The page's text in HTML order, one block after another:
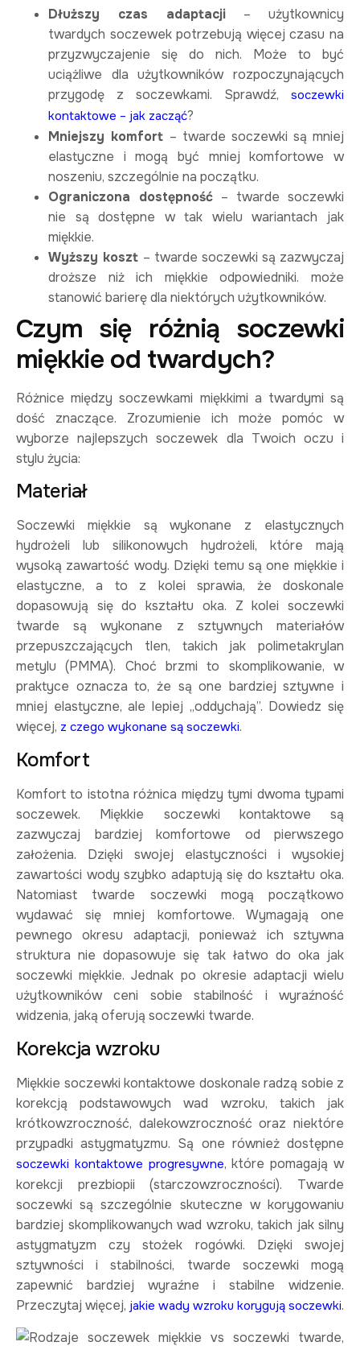
Dłuższy czas adaptacji – użytkownicy
twardych soczewek potrzebują więcej czasu na
przyzwyczajenie się do nich. Może to być
uciążliwe dla użytkowników rozpoczynających
przygodę z soczewkami. Sprawdź, soczewki
kontaktowe – jak zacząć?
Mniejszy komfort – twarde soczewki są mniej
elastyczne i mogą być mniej komfortowe w
noszeniu, szczególnie na początku.
Ograniczona dostępność – twarde soczewki
nie są dostępne w tak wielu wariantach jak
miękkie.
Wyższy koszt – twarde soczewki są zazwyczaj
droższe niż ich miękkie odpowiedniki. może
stanowić barierę dla niektórych użytkowników.
Czym się różnią soczewki
miękkie od twardych?
Różnice między soczewkami miękkimi a twardymi są
dość znaczące. Zrozumienie ich może pomóc w
wyborze najlepszych soczewek dla Twoich oczu i
stylu życia:
Materiał
Soczewki miękkie są wykonane z elastycznych
hydrożeli lub silikonowych hydrożeli, które mają
wysoką zawartość wody. Dzięki temu są one miękkie i
elastyczne, a to z kolei sprawia, że doskonale
dopasowują się do kształtu oka. Z kolei soczewki
twarde są wykonane z sztywnych materiałów
przepuszczających tlen, takich jak polimetakrylan
metylu (PMMA). Choć brzmi to skomplikowanie, w
praktyce oznacza to, że są one bardziej sztywne i
mniej elastyczne, ale lepiej „oddychają”. Dowiedz się
więcej, z czego wykonane są soczewki.
Komfort
Komfort to istotna różnica między tymi dwoma typami
soczewek. Miękkie soczewki kontaktowe są
zazwyczaj bardziej komfortowe od pierwszego
założenia. Dzięki swojej elastyczności i wysokiej
zawartości wody szybko adaptują się do kształtu oka.
Natomiast twarde soczewki mogą początkowo
wydawać się mniej komfortowe. Wymagają one
pewnego okresu adaptacji, ponieważ ich sztywna
struktura nie dopasowuje się tak łatwo do oka jak
soczewki miękkie. Jednak po okresie adaptacji wielu
użytkowników ceni sobie stabilność i wyraźność
widzenia, jaką oferują soczewki twarde.
Korekcja wzroku
Miękkie soczewki kontaktowe doskonale radzą sobie z
korekcją podstawowych wad wzroku, takich jak
krótkowzroczność, dalekowzroczność oraz niektóre
przypadki astygmatyzmu. Są one również dostępne
soczewki kontaktowe progresywne, które pomagają w
korekcji prezbiopii (starczowzroczności). Twarde
soczewki są szczególnie skuteczne w korygowaniu
bardziej skomplikowanych wad wzroku, takich jak silny
astygmatyzm czy stożek rogówki. Dzięki swojej
sztywności i stabilności, twarde soczewki mogą
zapewnić bardziej wyraźne i stabilne widzenie.
Przeczytaj więcej, jakie wady wzroku korygują soczewki.